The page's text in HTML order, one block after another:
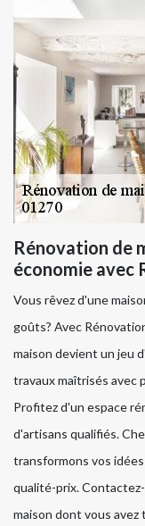
Rénovation de
économie avec
Vous rêvez d'une
goûts? Avec
maison devient un jeu
travaux maîtrisés avec
Profitez d'un espace
d'artisans qualifiés.
transformons vos
qualité-prix.
maison dont vous